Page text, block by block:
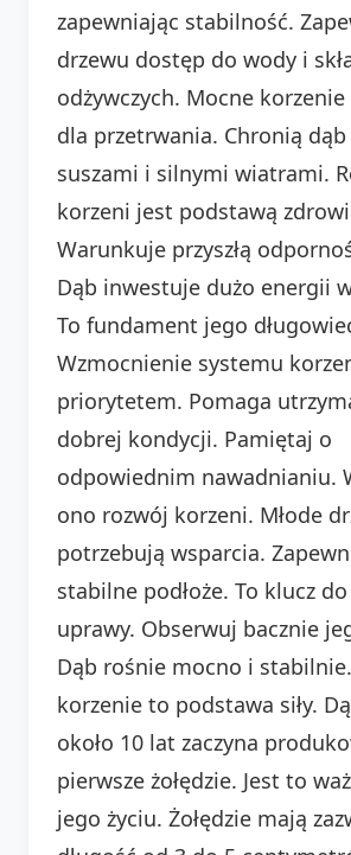
zapewniając stabilność.
drzewu dostęp do wody i
odżywczych. Mocne
dla przetrwania. Chronią dąb
suszami i silnymi wiatrami.
korzeni jest podstawą
Warunkuje przyszłą
Dąb inwestuje dużo energii
To fundament jego
Wzmocnienie systemu
priorytetem. Pomaga
dobrej kondycji. Pamiętaj o
odpowiednim nawadnianiu.
ono rozwój korzeni. Młode
potrzebują wsparcia.
stabilne podłoże. To klucz
uprawy. Obserwuj bacznie
Dąb rośnie mocno i
korzenie to podstawa siły.
około 10 lat zaczyna
pierwsze żołędzie. Jest to
jego życiu. Żołędzie mają